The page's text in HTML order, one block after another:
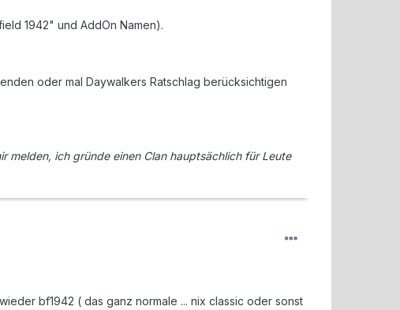
1942" und AddOn Namen).
oder mal Daywalkers Ratschlag berücksichtigen
melden, ich gründe einen Clan hauptsächlich für Leute
bf1942 ( das ganz normale ... nix classic oder sonst